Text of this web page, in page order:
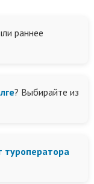
раннее
? Выбирайте из
туроператора